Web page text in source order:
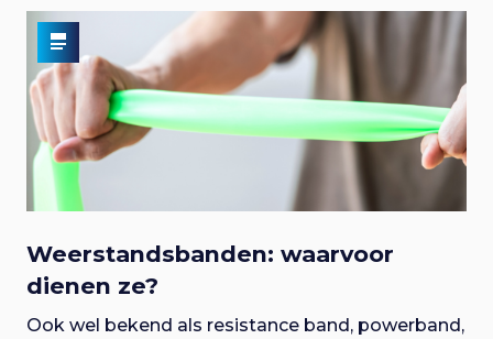
Weerstandsbanden: waarvoor
dienen ze?
Ook wel bekend als resistance band, powerband,